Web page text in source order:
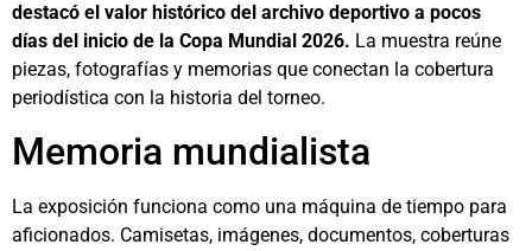
destacó el valor histórico del archivo deportivo a pocos
días del inicio de la Copa Mundial 2026. La muestra reúne
piezas, fotografías y memorias que conectan la cobertura
periodística con la historia del torneo.
Memoria mundialista
La exposición funciona como una máquina de tiempo para
aficionados. Camisetas, imágenes, documentos, coberturas